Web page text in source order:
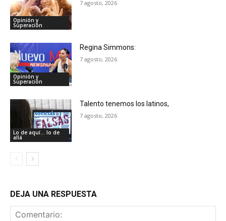
Opinión y
Superación
7 agosto, 2026
Opinión y
Superación
Regina Simmons:
7 agosto, 2026
Lo de aquí... lo de
allá
Talento tenemos los latinos,
7 agosto, 2026
DEJA UNA RESPUESTA